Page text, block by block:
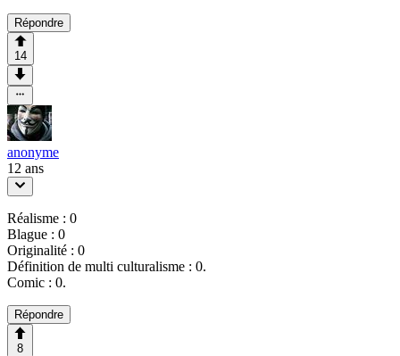
Répondre
14
anonyme
12 ans
Réalisme : 0
Blague : 0
Originalité : 0
Définition de multi culturalisme : 0.
Comic : 0.
Répondre
8